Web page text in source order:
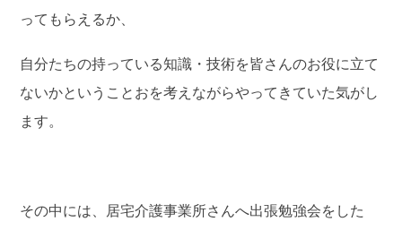
ってもらえるか、
自分たちの持っている知識・技術を皆さんのお役に立て
ないかということおを考えながらやってきていた気がし
ます。
その中には、居宅介護事業所さんへ出張勉強会をした